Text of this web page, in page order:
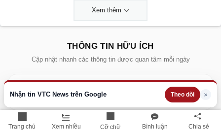
Trang chủ Xem nhiều Cỡ chữ Bình luận Chia sẻ
Nhận tin VTC News trên Google Theo dõi ×
Xem thêm
THÔNG TIN HỮU ÍCH
Cập nhật nhanh các thông tin được quan tâm mỗi ngày
Lịch âm hôm nay
Giá vàng hôm nay